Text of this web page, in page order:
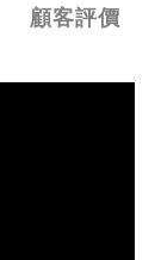
顧客評價